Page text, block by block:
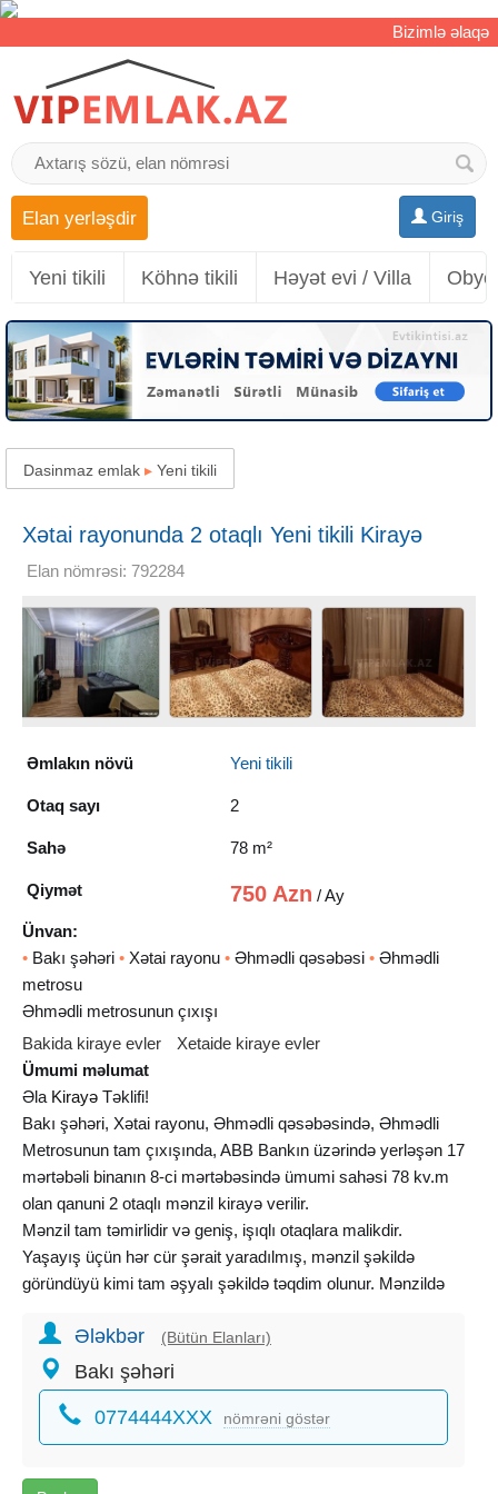
Bizimlə əlaqə
Giriş
Elan yerləşdir
Yeni tikili Köhnə tikili Həyət evi / Villa
Dasinmaz emlak ▸ Yeni tikili
Xətai rayonunda 2 otaqlı Yeni tikili Kirayə
verilir, 78 m²
Elan nömrəsi: 792284
Əmlakın növü Yeni tikili
Otaq sayı 2
Sahə 78 m²
Qiymət 750 Azn / Ay
Ünvan:
• Bakı şəhəri • Xətai rayonu • Əhmədli qəsəbəsi • Əhmədli
metrosu
Əhmədli metrosunun çıxışı
Bakida kiraye evler
Xetaide kiraye evler
Ümumi məlumat
Əla Kirayə Təklifi!
Bakı şəhəri, Xətai rayonu, Əhmədli qəsəbəsində, Əhmədli
Metrosunun tam çıxışında, ABB Bankın üzərində yerləşən 17
mərtəbəli binanın 8-ci mərtəbəsində ümumi sahəsi 78 kv.m
olan qanuni 2 otaqlı mənzil kirayə verilir.
Mənzil tam təmirlidir və geniş, işıqlı otaqlara malikdir.
Yaşayış üçün hər cür şərait yaradılmış, mənzil şəkildə
göründüyü kimi tam əşyalı şəkildə təqdim olunur. Mənzildə
və avadanlıqlar mövcuddur.
İstilik sistemi kombidir. Bundan əlavə, hər iki otaqda
kondisioner quraşdırılıb ki, bu da ilin bütün fəsillərində
komfortlu yaşayış imkanı yaradır.
Binanın yerləşdiyi ərazi olduqca əlverişlidir. Metroya birbaşa
Ələkbər (Bütün Elanları)
Bakı şəhəri
0774444XXX nömrəni göstər